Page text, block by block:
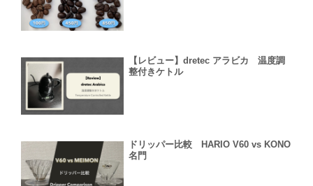
【レビュー】dretec アラビカ 温度調
整付きケトル
ドリッパー比較 HARIO V60 vs KONO
名門